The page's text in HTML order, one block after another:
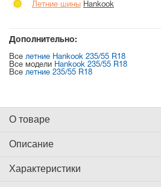
Летние шины Hankook
Дополнительно:
Все летние Hankook 235/55 R18
Все модели Hankook 235/55 R18
Все летние 235/55 R18
О товаре
Описание
Характеристики